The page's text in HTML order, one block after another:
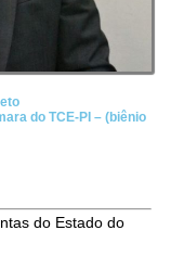
do TCE-PI – (biênio
do Estado do